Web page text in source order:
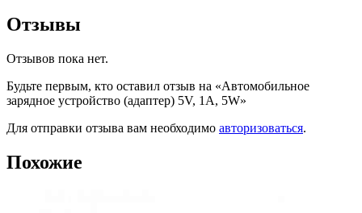
Отзывы
Отзывов пока нет.
Будьте первым, кто оставил отзыв на «Автомобильное
зарядное устройство (адаптер) 5V, 1A, 5W»
Для отправки отзыва вам необходимо авторизоваться.
Похожие